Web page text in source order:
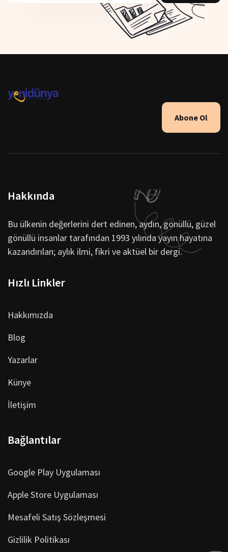
Abone Ol
Hakkında
Bu ülkenin değerlerini dert edinen, aydın, gönüllü, güzel
gönüllü insanlar tarafından 1993 yılında yayın hayatına
kazandırılan; aylık ilmi, fikri ve aktüel bir dergi.
Hızlı Linkler
Hakkımızda
Blog
Yazarlar
Künye
İletişim
Bağlantılar
Google Play Uygulaması
Apple Store Uygulaması
Mesafeli Satış Sözleşmesi
Gizlilik Politikası